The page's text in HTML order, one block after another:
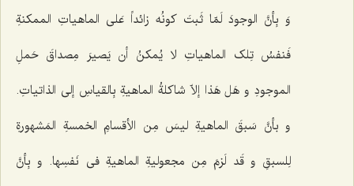
وَ بِأنَّ الوجودَ لَمّا ثَبتَ کونُه زائداً عَلى الماهیاتِ الممکنةِ
فَنفسُ تِلک الماهیاتِ لا یُمکنُ أن یَصیرَ مِصداقَ حَملِ
الموجودِ و هَل هَذا إلاّ شاکلةُ الماهیةِ بِالقیاسِ إلى الذاتیاتِ.
و بأنَّ سَبقَ الماهیةِ لیسَ مِن الأقسامِ الخمسةِ المَشهورةِ
لِلسبقِ و قَد لَزمَ مِن مجعولیةِ الماهیةِ فی نَفسِها. و بِأنَّ